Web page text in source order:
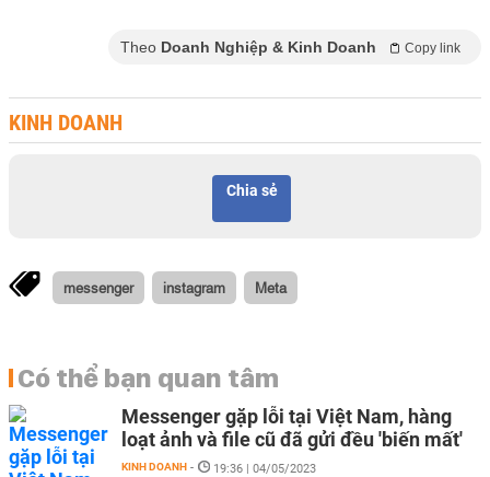
Theo Doanh Nghiệp & Kinh Doanh Copy link
KINH DOANH
Chia sẻ
messenger instagram Meta
Có thể bạn quan tâm
Messenger gặp lỗi tại Việt Nam, hàng
loạt ảnh và file cũ đã gửi đều 'biến mất'
KINH DOANH - 19:36 | 04/05/2023